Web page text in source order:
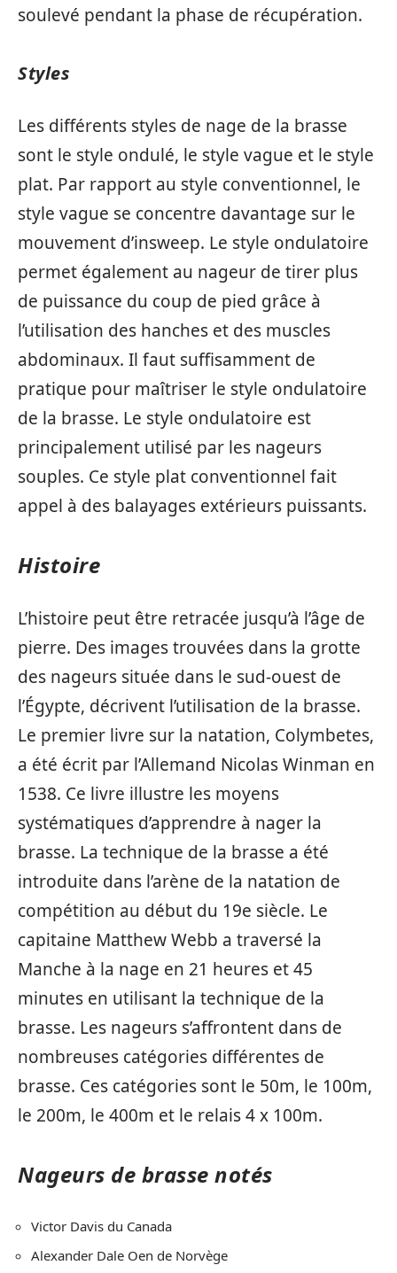
soulevé pendant la phase de récupération.
Styles
Les différents styles de nage de la brasse
sont le style ondulé, le style vague et le style
plat. Par rapport au style conventionnel, le
style vague se concentre davantage sur le
mouvement d’insweep. Le style ondulatoire
permet également au nageur de tirer plus
de puissance du coup de pied grâce à
l’utilisation des hanches et des muscles
abdominaux. Il faut suffisamment de
pratique pour maîtriser le style ondulatoire
de la brasse. Le style ondulatoire est
principalement utilisé par les nageurs
souples. Ce style plat conventionnel fait
appel à des balayages extérieurs puissants.
Histoire
L’histoire peut être retracée jusqu’à l’âge de
pierre. Des images trouvées dans la grotte
des nageurs située dans le sud-ouest de
l’Égypte, décrivent l’utilisation de la brasse.
Le premier livre sur la natation, Colymbetes,
a été écrit par l’Allemand Nicolas Winman en
1538. Ce livre illustre les moyens
systématiques d’apprendre à nager la
brasse. La technique de la brasse a été
introduite dans l’arène de la natation de
compétition au début du 19e siècle. Le
capitaine Matthew Webb a traversé la
Manche à la nage en 21 heures et 45
minutes en utilisant la technique de la
brasse. Les nageurs s’affrontent dans de
nombreuses catégories différentes de
brasse. Ces catégories sont le 50m, le 100m,
le 200m, le 400m et le relais 4 x 100m.
Nageurs de brasse notés
Victor Davis du Canada
Alexander Dale Oen de Norvège